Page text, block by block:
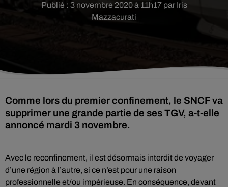
Publié : 3 novembre 2020 à 11h17 par Iris
Mazzacurati
Comme lors du premier confinement, le SNCF va
supprimer une grande partie de ses TGV, a-t-elle
annoncé mardi 3 novembre.
Avec le reconfinement, il est désormais interdit de voyager
d’une région à l’autre, si ce n’est pour une raison
professionnelle et/ou impérieuse. En conséquence, devant